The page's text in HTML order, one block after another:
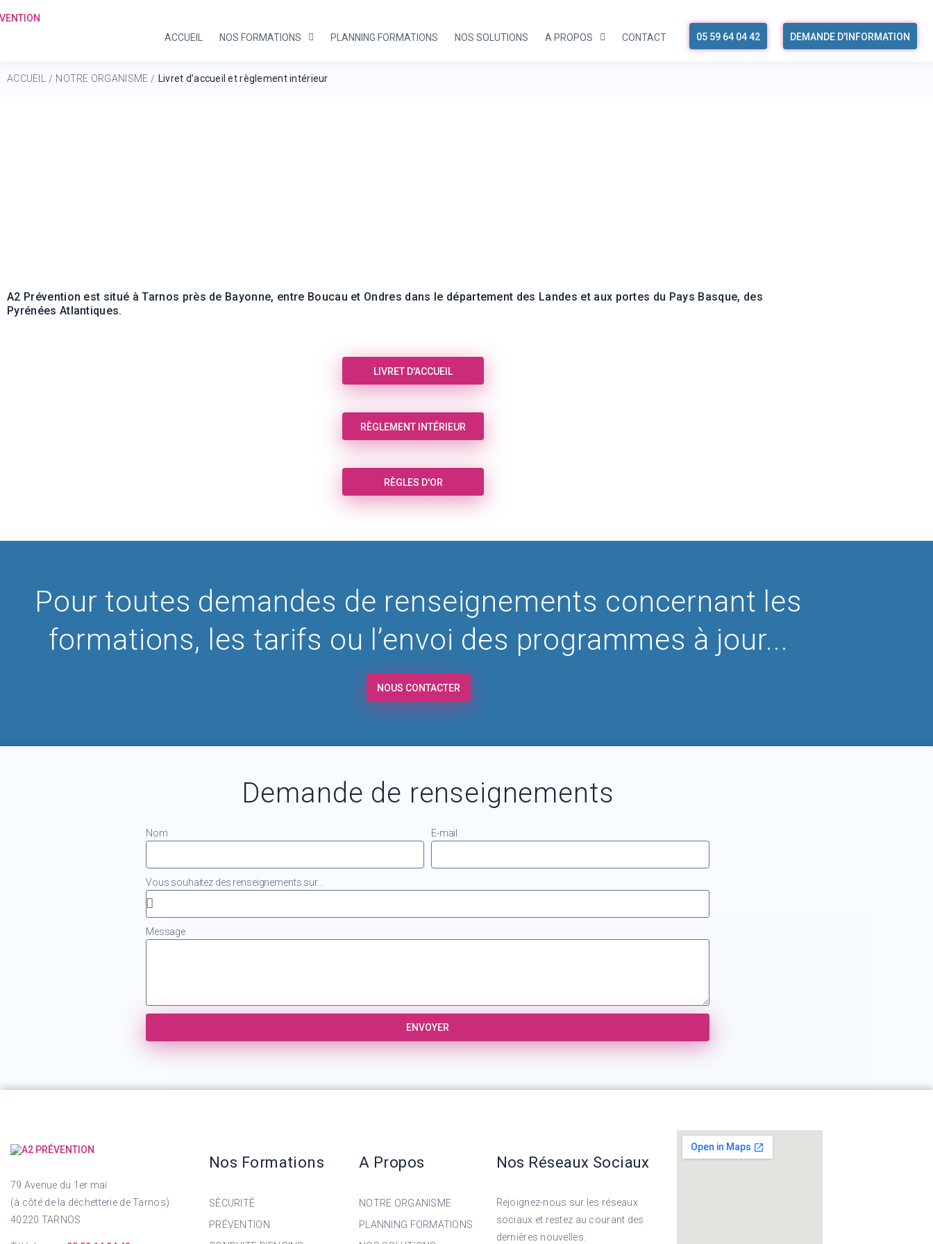
ACCUEIL NOS FORMATIONS PLANNING FORMATIONS NOS SOLUTIONS A PROPOS CONTACT 05 59 64 04 42 DEMANDE D'INFORMATION
ACCUEIL / NOTRE ORGANISME / Livret d’accueil et règlement intérieur
A2 Prévention est situé à Tarnos près de Bayonne, entre Boucau et Ondres dans le département des Landes et aux portes du Pays Basque, des
Pyrénées Atlantiques.
LIVRET D'ACCUEIL
RÈGLEMENT INTÉRIEUR
RÈGLES D'OR
Pour toutes demandes de renseignements concernant les
formations, les tarifs ou l’envoi des programmes à jour...
NOUS CONTACTER
Demande de renseignements
Nom E-mail
Vous souhaitez des renseignements sur...
Message
ENVOYER
79 Avenue du 1er mai
(à côté de la déchetterie de Tarnos)
40220 TARNOS
Nos Formations
SÉCURITÉ
PRÉVENTION
A Propos
NOTRE ORGANISME
PLANNING FORMATIONS
Nos Réseaux Sociaux
Rejoignez-nous sur les réseaux
sociaux et restez au courant des
dernières nouvelles.